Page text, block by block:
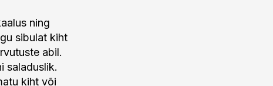
ning
sibulat kiht
abil.
saladuslik.
kiht või